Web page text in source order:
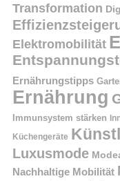
Transformation
Elektromobilität
Ernährungstipps
Ernährung
Immunsystem stärken
Küchengeräte
Luxusmode
Nachhaltige Mobilität